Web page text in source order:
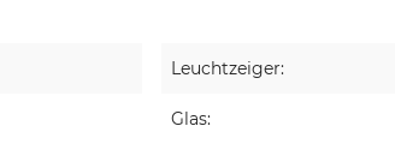
Leuchtzeiger:
Glas: